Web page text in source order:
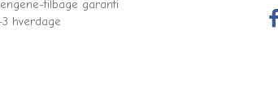
tilbage garanti
hverdage